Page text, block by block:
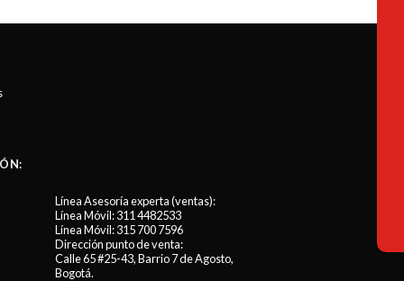
Línea Asesoría experta (ventas):
Línea Móvil:311 4482533
Línea Móvil:315 700 7596
Dirección punto de venta:
Calle 65 #25-43, Barrio 7 de Agosto,
Bogotá.